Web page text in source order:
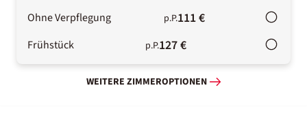
Ohne Verpflegung p.P.111 €
Frühstück p.P.127 €
WEITERE ZIMMEROPTIONEN